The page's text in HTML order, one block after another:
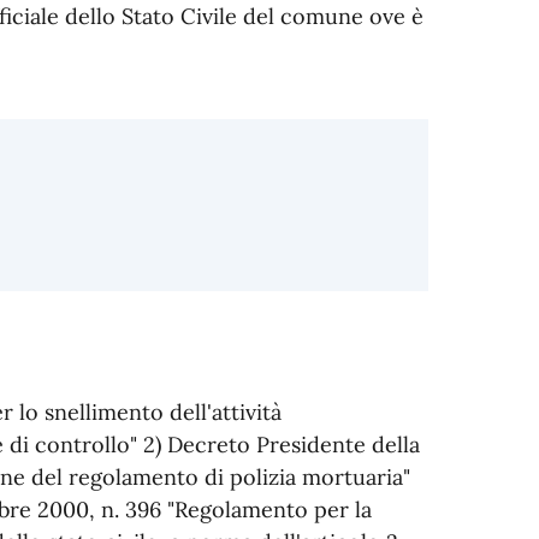
dello Stato Civile del comune ove è
lo snellimento dell'attività
controllo" 2) Decreto Presidente della
del regolamento di polizia mortuaria"
2000, n. 396 "Regolamento per la